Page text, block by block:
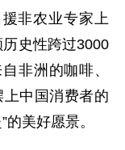
非农业专家上
史性跨过3000
非洲的咖啡、
中国消费者的
美好愿景。